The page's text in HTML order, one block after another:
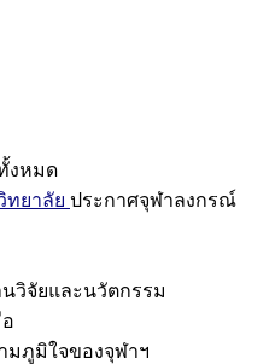
งหมด
ทยาลัย ประกาศจุฬาลงกรณ์
นวิจัยและนวัตกรรม
มภูมิใจของจุฬาฯ